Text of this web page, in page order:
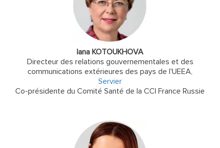
Iana KOTOUKHOVA
Directeur des relations gouvernementales et des
communications extérieures des pays de l'UEEA,
Servier
Co-présidente du Comité Santé de la CCI France Russie